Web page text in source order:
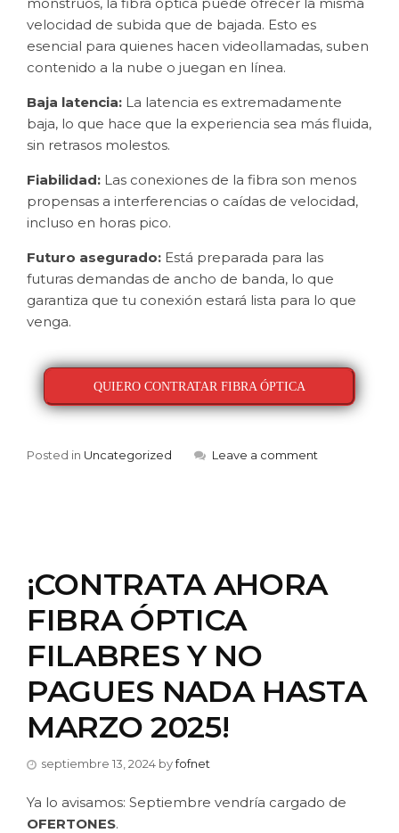
velocidad de subida que de bajada. Esto es
esencial para quienes hacen videollamadas, suben
contenido a la nube o juegan en línea.
Baja latencia: La latencia es extremadamente
baja, lo que hace que la experiencia sea más fluida,
sin retrasos molestos.
Fiabilidad: Las conexiones de la fibra son menos
propensas a interferencias o caídas de velocidad,
incluso en horas pico.
Futuro asegurado: Está preparada para las
futuras demandas de ancho de banda, lo que
garantiza que tu conexión estará lista para lo que
venga.
QUIERO CONTRATAR FIBRA ÓPTICA
Posted in Uncategorized Leave a comment
¡CONTRATA AHORA
FIBRA ÓPTICA
FILABRES Y NO
PAGUES NADA HASTA
MARZO 2025!
septiembre 13, 2024 byfofnet
Ya lo avisamos: Septiembre vendría cargado de
OFERTONES.